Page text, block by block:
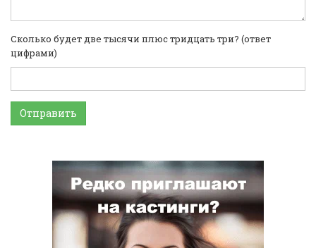
Сколько будет две тысячи плюс тридцать три? (ответ
цифрами)
Отправить